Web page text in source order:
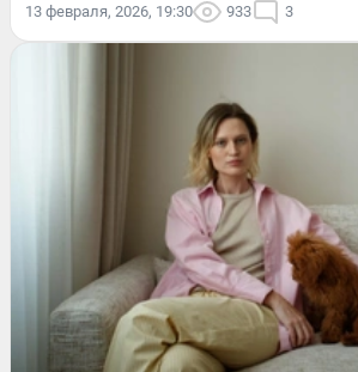
13 февраля, 2026, 19:30 933 3